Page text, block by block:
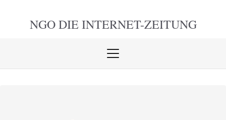
NGO DIE INTERNET-ZEITUNG
Menü